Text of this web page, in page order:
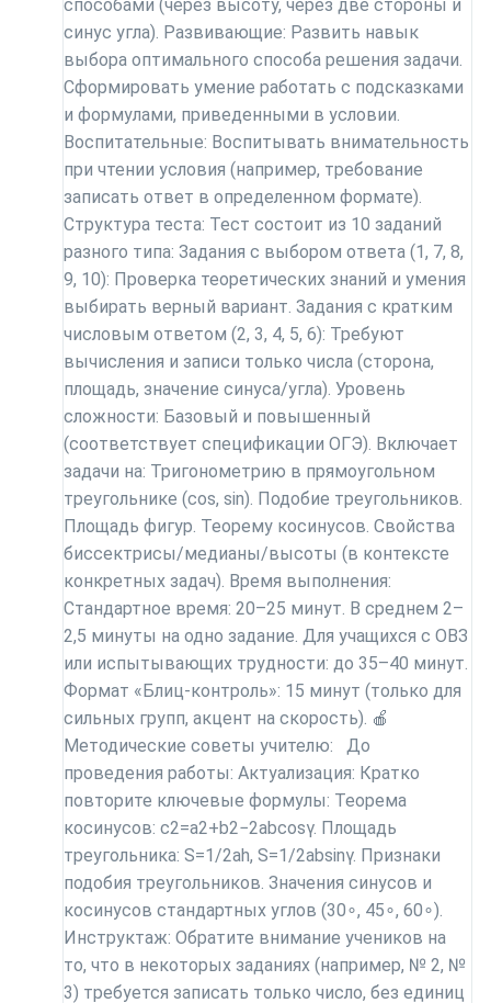
способами (через высоту, через две стороны и
синус угла). Развивающие: Развить навык
выбора оптимального способа решения задачи.
Сформировать умение работать с подсказками
и формулами, приведенными в условии.
Воспитательные: Воспитывать внимательность
при чтении условия (например, требование
записать ответ в определенном формате).
Структура теста: Тест состоит из 10 заданий
разного типа: Задания с выбором ответа (1, 7, 8,
9, 10): Проверка теоретических знаний и умения
выбирать верный вариант. Задания с кратким
числовым ответом (2, 3, 4, 5, 6): Требуют
вычисления и записи только числа (сторона,
площадь, значение синуса/угла). Уровень
сложности: Базовый и повышенный
(соответствует спецификации ОГЭ). Включает
задачи на: Тригонометрию в прямоугольном
треугольнике (cos, sin). Подобие треугольников.
Площадь фигур. Теорему косинусов. Свойства
биссектрисы/медианы/высоты (в контексте
конкретных задач). Время выполнения:
Стандартное время: 20–25 минут. В среднем 2–
2,5 минуты на одно задание. Для учащихся с ОВЗ
или испытывающих трудности: до 35–40 минут.
Формат «Блиц-контроль»: 15 минут (только для
сильных групп, акцент на скорость). 🍎
Методические советы учителю: До
проведения работы: Актуализация: Кратко
повторите ключевые формулы: Теорема
косинусов: c2=a2+b2−2abcos⁡γ. Площадь
треугольника: S=1/2ah, S=1/2absin⁡γ. Признаки
подобия треугольников. Значения синусов и
косинусов стандартных углов (30∘, 45∘, 60∘).
Инструктаж: Обратите внимание учеников на
то, что в некоторых заданиях (например, № 2, №
3) требуется записать только число, без единиц